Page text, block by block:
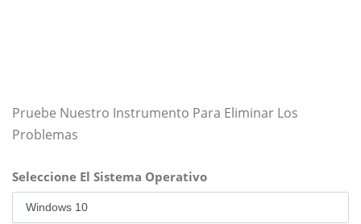
Pruebe Nuestro Instrumento Para Eliminar Los
Problemas
Seleccione El Sistema Operativo